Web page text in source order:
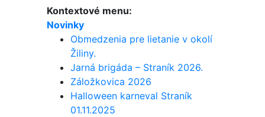
Kontextové menu:
Novinky
Obmedzenia pre lietanie v okolí
Žiliny.
Jarná brigáda – Straník 2026.
Záložkovica 2026
Halloween karneval Straník
01.11.2025